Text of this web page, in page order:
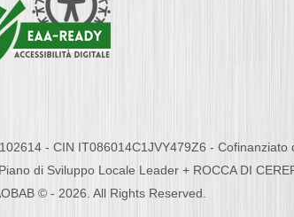
- CIN IT086014C1JVY479Z6 - Cofinanziato
di Sviluppo Locale Leader + ROCCA DI
© - 2026. All Rights Reserved.